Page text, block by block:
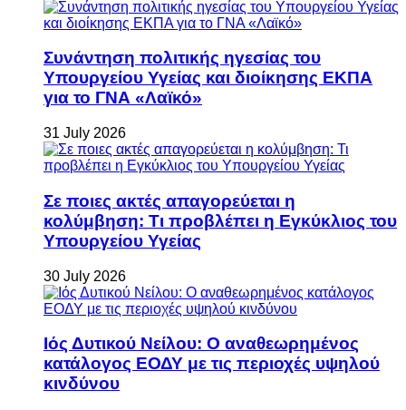
Συνάντηση πολιτικής ηγεσίας του
Υπουργείου Υγείας και διοίκησης ΕΚΠΑ
για το ΓΝΑ «Λαϊκό»
31 July 2026
Σε ποιες ακτές απαγορεύεται η
κολύμβηση: Τι προβλέπει η Εγκύκλιος του
Υπουργείου Υγείας
30 July 2026
Ιός Δυτικού Νείλου: Ο αναθεωρημένος
κατάλογος ΕΟΔΥ με τις περιοχές υψηλού
κινδύνου